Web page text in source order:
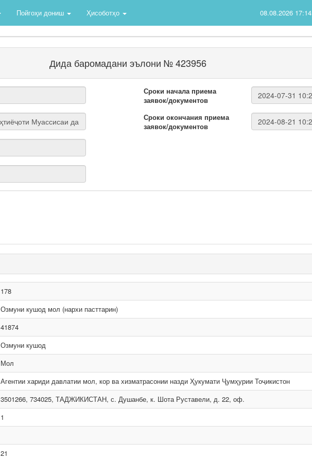
Пойгоҳи дониш Ҳисоботҳо 08.08.2026
Дида баромадани эълони № 423956
Сроки начала приема
заявок/документов
Сроки окончания приема
заявок/документов
178
Озмуни кушод мол (нархи пасттарин)
41874
Озмуни кушод
Мол
Агентии хариди давлатии мол, кор ва хизматрасонии назди Ҳукумати Ҷумҳурии Тоҷикистон
3501266, 734025, ТАДЖИКИСТАН, с. Душанбе, к. Шота Руставели, д. 22, оф.
1
21